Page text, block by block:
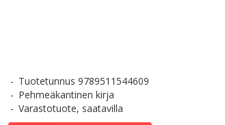
Tuotetunnus 9789511544609
Pehmeäkantinen kirja
Varastotuote, saatavilla